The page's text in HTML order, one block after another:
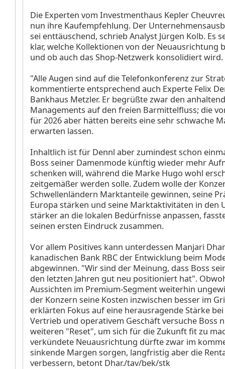
Die Experten vom Investmenthaus Kepler
nun ihre Kaufempfehlung. Der
sei enttäuschend, schrieb Analyst Jürgen Kolb. Es
klar, welche Kollektionen von der Neuausrichtung
und ob auch das Shop-Netzwerk konsolidiert wird.
"Alle Augen sind auf die Telefonkonferenz zur
kommentierte entsprechend auch Experte Felix
Bankhaus Metzler. Er begrüßte zwar den
Managements auf den freien Barmittelfluss; die
für 2026 aber hätten bereits eine sehr schwache
erwarten lassen.
Inhaltlich ist für Dennl aber zumindest schon
Boss seiner Damenmode künftig wieder mehr
schenken will, während die Marke Hugo wohl
zeitgemäßer werden solle. Zudem wolle der
Schwellenländern Marktanteile gewinnen, seine
Europa stärken und seine Marktaktivitäten in den
stärker an die lokalen Bedürfnisse anpassen,
seinen ersten Eindruck zusammen.
Vor allem Positives kann unterdessen Manjari
kanadischen Bank RBC der Entwicklung beim
abgewinnen. "Wir sind der Meinung, dass Boss
den letzten Jahren gut neu positioniert hat".
Aussichten im Premium-Segment weiterhin
der Konzern seine Kosten inzwischen besser im
erklärten Fokus auf eine herausragende Stärke
Vertrieb und operativem Geschäft versuche Boss
weiteren "Reset", um sich für die Zukunft fit zu
verkündete Neuausrichtung dürfte zwar im
sinkende Margen sorgen, langfristig aber die
verbessern, betont Dhar./tav/bek/stk